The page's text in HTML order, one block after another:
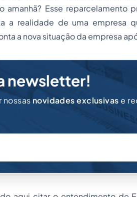
amanhã? Esse reparcelamento
a realidade de uma empresa
a nova situação da empresa
newsletter!
nossasnovidades exclusivas e